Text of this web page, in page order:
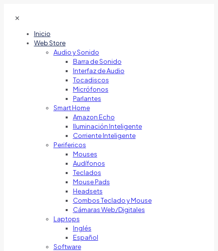
✕
Inicio
Web Store
Audio y Sonido
Barra de Sonido
Interfaz de Audio
Tocadiscos
Micrófonos
Parlantes
Smart Home
Amazon Echo
Iluminación Inteligente
Corriente Inteligente
Perifericos
Mouses
Audífonos
Teclados
Mouse Pads
Headsets
Combos Teclado y Mouse
Cámaras Web/Digitales
Laptops
Inglés
Español
Software